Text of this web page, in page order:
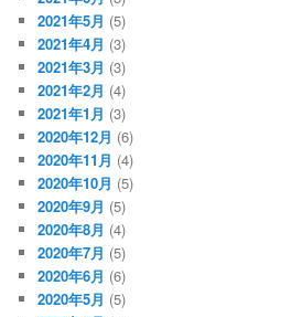
2021年5月 (5)
2021年4月 (3)
2021年3月 (3)
2021年2月 (4)
2021年1月 (3)
2020年12月 (6)
2020年11月 (4)
2020年10月 (5)
2020年9月 (5)
2020年8月 (4)
2020年7月 (5)
2020年6月 (6)
2020年5月 (5)